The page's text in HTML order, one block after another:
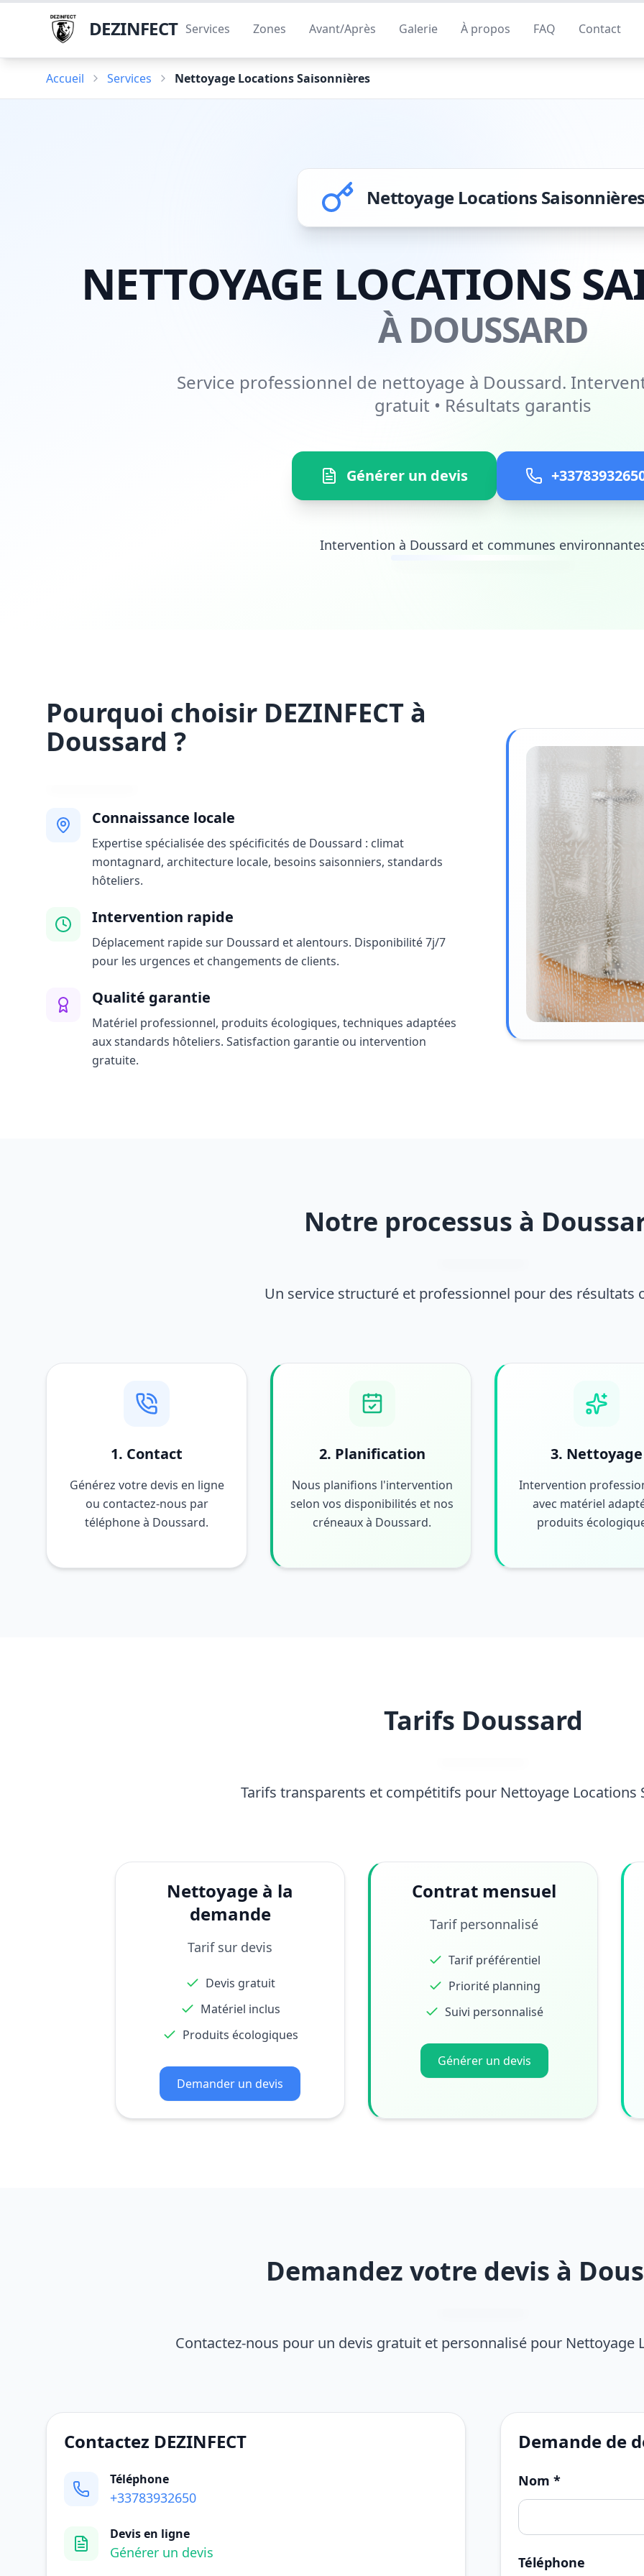
DEZINFECT Services Zones Avant/Après Galerie À propos FAQ Contact
Accueil Services Nettoyage Locations Saisonnières
Nettoyage Locations
NETTOYAGE LOCATIONS
À DOUSSARD
Service professionnel de nettoyage à Doussard.
gratuit • Résultats garantis
Générer un devis
Intervention à Doussard et communes
Pourquoi choisir DEZINFECT à
Doussard ?
Connaissance locale
Expertise spécialisée des spécificités de Doussard : climat
montagnard, architecture locale, besoins saisonniers, standards
hôteliers.
Intervention rapide
Déplacement rapide sur Doussard et alentours. Disponibilité 7j/7
pour les urgences et changements de clients.
Qualité garantie
Matériel professionnel, produits écologiques, techniques adaptées
aux standards hôteliers. Satisfaction garantie ou intervention
gratuite.
Notre processus à
Un service structuré et professionnel pour des résultats
1. Contact
Générez votre devis en ligne
ou contactez-nous par
téléphone à Doussard.
2. Planification
Nous planifions l'intervention
selon vos disponibilités et nos
créneaux à Doussard.
3. Nettoyage
Intervention
avec matériel
produits
Tarifs Doussard
Tarifs transparents et compétitifs pour Nettoyage Locations
Nettoyage à la
demande
Tarif sur devis
Devis gratuit
Matériel inclus
Produits écologiques
Demander un devis
Contrat mensuel
Tarif personnalisé
Tarif préférentiel
Priorité planning
Suivi personnalisé
Générer un devis
Demandez votre devis à
Contactez-nous pour un devis gratuit et personnalisé pour Nettoyage
Contactez DEZINFECT
Téléphone
+33783932650
Devis en ligne
Générer un devis
Demande de
Nom *
Téléphone